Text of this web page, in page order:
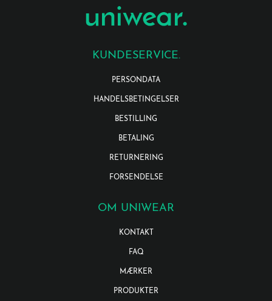
KUNDESERVICE.
PERSONDATA
HANDELSBETINGELSER
BESTILLING
BETALING
RETURNERING
FORSENDELSE
OM UNIWEAR
KONTAKT
FAQ
MÆRKER
PRODUKTER